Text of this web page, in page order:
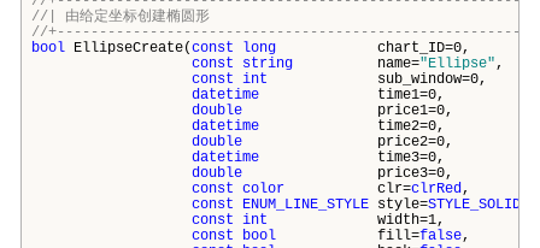
//| 由给定坐标创建椭
//
bool EllipseCreate(const long chart_ID=0,
const
string name="Ellipse",
const int sub_window=0,
datetime time1=0,
double price1=0,
datetime time2=0,
double price2=0,
datetime time3=0,
double price3=0,
const color clr=clrRed,
const
ENUM_LINE_STYLE style=STYLE_SOLID
const int width=1,
const
bool fill=false,